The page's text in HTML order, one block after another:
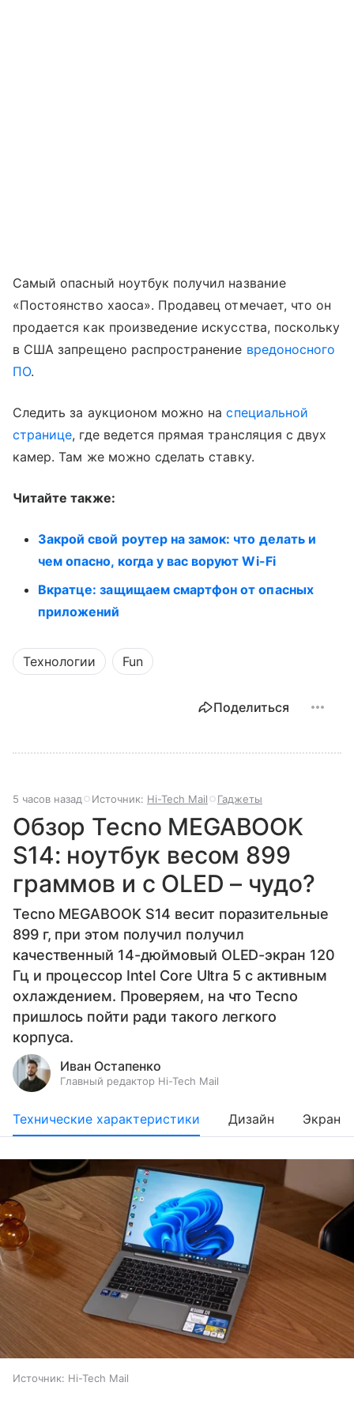
Самый опасный ноутбук получил название
«Постоянство хаоса». Продавец отмечает, что он
продается как произведение искусства, поскольку
в США запрещено распространение вредоносного
ПО.
Следить за аукционом можно наспециальной
странице, где ведется прямая трансляция с двух
камер. Там же можно сделать ставку.
Читайте также:
Закрой свой роутер на замок: что делать и
чем опасно, когда у вас воруют Wi-Fi
Вкратце: защищаем смартфон от опасных
приложений
Технологии Fun
Поделиться
5 часов назад Источник: Hi-Tech Mail Гаджеты
Обзор Tecno MEGABOOK
S14: ноутбук весом 899
граммов и с OLED – чудо?
Tecno MEGABOOK S14 весит поразительные
899 г, при этом получил получил
качественный 14-дюймовый OLED-экран 120
Гц и процессор Intel Core Ultra 5 с активным
охлаждением. Проверяем, на что Tecno
пришлось пойти ради такого легкого
корпуса.
Иван Остапенко
Главный редактор Hi-Tech Mail
Технические характеристики Дизайн Экран
Источник: Hi-Tech Mail